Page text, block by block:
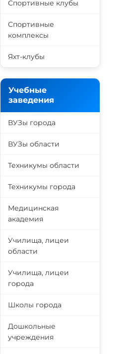
Спортивные клубы
Спортивные
комплексы
Яхт-клубы
Учебные
заведения
ВУЗы города
ВУЗы области
Техникумы области
Техникумы города
Медицинская
академия
Училища, лицеи
области
Училища, лицеи
города
Школы города
Дошкольные
учреждения